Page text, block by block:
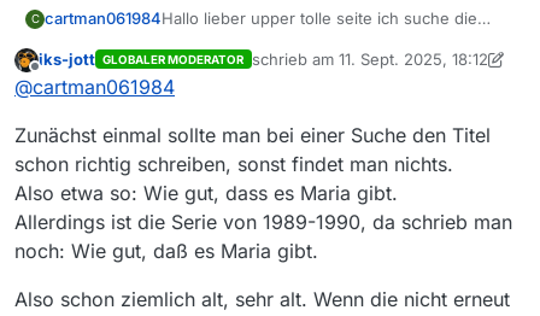
C cartman061984Hallo lieber upper tolle seite ich suche die
auf der seite vom zdf zu sehen sein wäre lieb
wenn man die hier mit anbieten könnte
gruss cartman061984
Offline
iks-jott GLOBALER MODERATOR schrieb am 11. Sept. 2025, 18:12
zuletzt editiert von iks-jott 9. Nov.
@cartman061984
Zunächst einmal sollte man bei einer Suche den Titel
schon richtig schreiben, sonst findet man nichts.
Also etwa so: Wie gut, dass es Maria gibt.
Allerdings ist die Serie von 1989-1990, da schrieb man
noch: Wie gut, daß es Maria gibt.
Also schon ziemlich alt, sehr alt. Wenn die nicht erneut